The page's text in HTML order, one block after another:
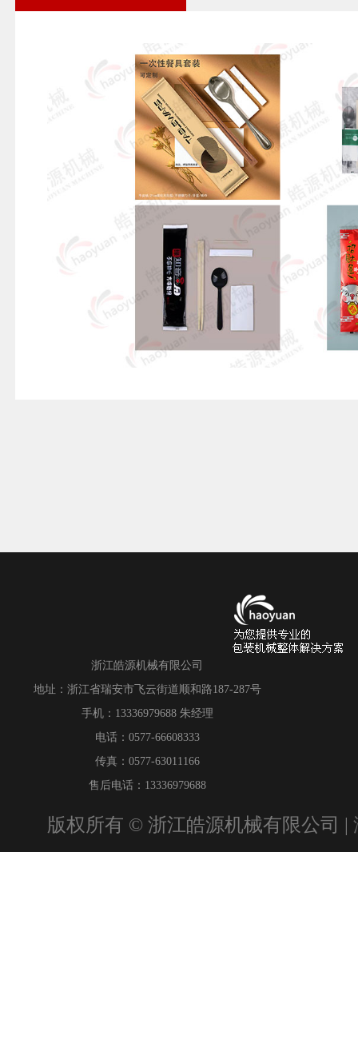
浙江皓源机械有限公司
地址：浙江省瑞安市飞云街道顺和路187-287号
手机：13336979688 朱经理
电话：0577-66608333
传真：0577-63011166
售后电话：13336979688
版权所有 © 浙江皓源机械有限公司 |